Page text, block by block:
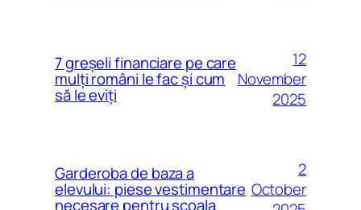
7 greșeli financiare pe care
mulți români le fac și cum
să le eviți
12
November
2025
Garderoba de baza a
elevului: piese vestimentare
necesare pentru scoala
2
October